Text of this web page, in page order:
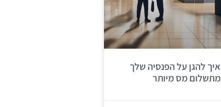
איך להגן על הפנסיה שלך
מתשלום מס מיותר